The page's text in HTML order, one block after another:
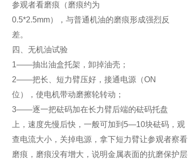
参观者看磨痕（磨痕约为
0.5*2.5mm），与普通机油的磨痕形成强烈反
差。
四、无机油试验
1——抽出油盒托架，卸掉油壳；
2——把长、短力臂压好，接通电源（ON
位），使电机带动磨擦轮转动；
3——逐一把砝码加在长力臂后端的砝码托盘
上，速度先慢后快，一般可加到5—10块砝码，观
查电流大小，关掉电源，拿下短力臂让参观者察看
磨痕，磨痕没有增大，说明金属表面的抗磨保护层